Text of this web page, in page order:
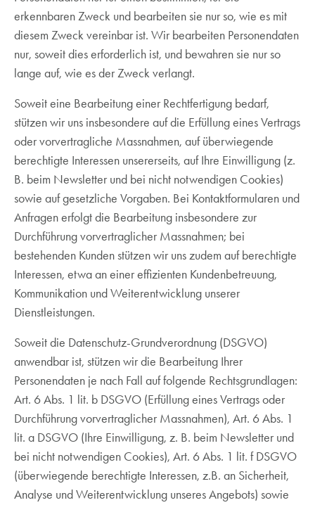
erkennbaren Zweck und bearbeiten sie nur so, wie es mit
diesem Zweck vereinbar ist. Wir bearbeiten Personendaten
nur, soweit dies erforderlich ist, und bewahren sie nur so
lange auf, wie es der Zweck verlangt.
Soweit eine Bearbeitung einer Rechtfertigung bedarf,
stützen wir uns insbesondere auf die Erfüllung eines Vertrags
oder vorvertragliche Massnahmen, auf überwiegende
berechtigte Interessen unsererseits, auf Ihre Einwilligung (z.
B. beim Newsletter und bei nicht notwendigen Cookies)
sowie auf gesetzliche Vorgaben. Bei Kontaktformularen und
Anfragen erfolgt die Bearbeitung insbesondere zur
Durchführung vorvertraglicher Massnahmen; bei
bestehenden Kunden stützen wir uns zudem auf berechtigte
Interessen, etwa an einer effizienten Kundenbetreuung,
Kommunikation und Weiterentwicklung unserer
Dienstleistungen.
Soweit die Datenschutz-Grundverordnung (DSGVO)
anwendbar ist, stützen wir die Bearbeitung Ihrer
Personendaten je nach Fall auf folgende Rechtsgrundlagen:
Art. 6 Abs. 1 lit. b DSGVO (Erfüllung eines Vertrags oder
Durchführung vorvertraglicher Massnahmen), Art. 6 Abs. 1
lit. a DSGVO (Ihre Einwilligung, z. B. beim Newsletter und
bei nicht notwendigen Cookies), Art. 6 Abs. 1 lit. f DSGVO
(überwiegende berechtigte Interessen, z.B. an Sicherheit,
Analyse und Weiterentwicklung unseres Angebots) sowie